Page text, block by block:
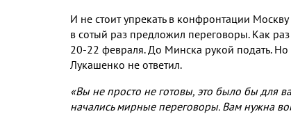
И не стоит упрекать в конфронтации
в сотый раз предложил переговоры. Как
20-22 февраля. До Минска рукой подать.
Лукашенко не ответил.
«Вы не просто не готовы, это было бы для
начались мирные переговоры. Вам нужна